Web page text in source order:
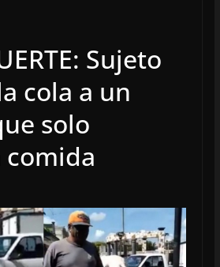
Sujeto
cola a un
solo
comida